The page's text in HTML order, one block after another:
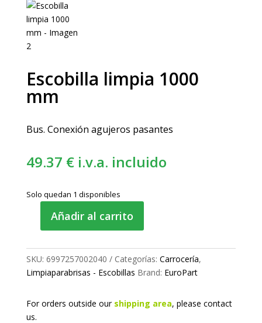
Escobilla limpia 1000
mm
Bus. Conexión agujeros pasantes
49.37 € i.v.a. incluido
Solo quedan 1 disponibles
Escobilla
1000
mm
cantidad
Añadir al carrito
SKU: 6997257002040 Categorías: Carrocería,
Limpiaparabrisas - Escobillas Brand: EuroPart
For orders outside our shipping area, please contact
us.